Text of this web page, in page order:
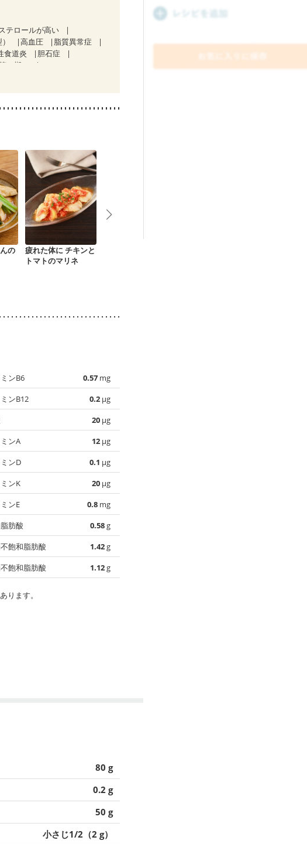
テロールが高い
高血圧
脂質異常症
食道炎
胆石症
１期）
の
疲れた体に チキンと
トマトのマリネ
ンB6 0.57 mg
ンB12
0.2 µg
20 µg
ンA
12 µg
ンD
0.1 µg
ンK
20 µg
ンE
0.8 mg
肪酸
0.58g
飽和脂肪酸
1.42g
飽和脂肪酸
1.12g
ります。
80 g
0.2 g
50 g
小さじ1/2（2 g）